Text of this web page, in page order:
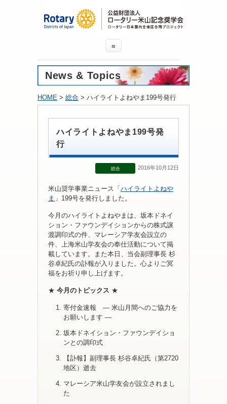
≡
News & Topics
HOME > 総合 > ハイライトよねやま199号発行
ハイライトよねやま199号発
行
総合 2016年10月12日
米山奨学事業ニュース「 ハイライトよねや
ま 」199号を発行しました。
今月のハイライトよねやまは、坂本ドネイ
ション・ファウンデイションからの株式譲
渡調印式の件、マレーシア学友会設立の
件、上海米山学友会の奉仕活動について掲
載しています。また本日、当会副理事長 杉
谷卓紀氏の訃報が入りました。心よりご冥
福をお祈り申し上げます。
★ 今月のトピックス ★
寄付金速報 ― 米山月間へのご協力を
お願いします ―
坂本ドネイション・ファウンデイショ
ンとの調印式
【訃報】副理事長 杉谷卓紀氏（第2720
地区）逝去
マレーシア米山学友会が設立されまし
た